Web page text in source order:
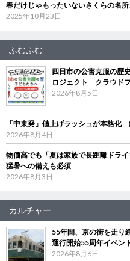
春だけじゃもったいないさくらの名
2025年10月23日
ふむふむ
四日市の公害克服の歴
ロジェクト クラウド
2026年8月5日
「中東発」値上げラッシュが本格
2026年8月4日
物価高でも「夏は家族で長距離ドラ
猛暑への備えも必須
2026年8月3日
カルチャー
55年間、京の街を走り
運行開始55周年イベン
2026年8月6日